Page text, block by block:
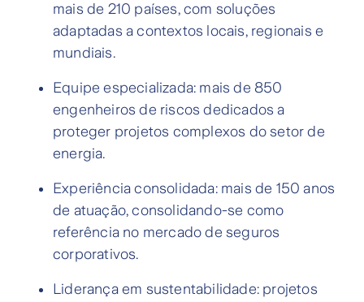
mais de 210 países, com soluções
adaptadas a contextos locais, regionais e
mundiais.
Equipe especializada: mais de 850
engenheiros de riscos dedicados a
proteger projetos complexos do setor de
energia.
Experiência consolidada: mais de 150 anos
de atuação, consolidando-se como
referência no mercado de seguros
corporativos.
Liderança em sustentabilidade: projetos